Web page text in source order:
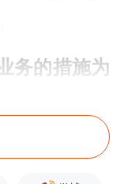
务的措施为
整治期内，
在境内非法
服务，只允